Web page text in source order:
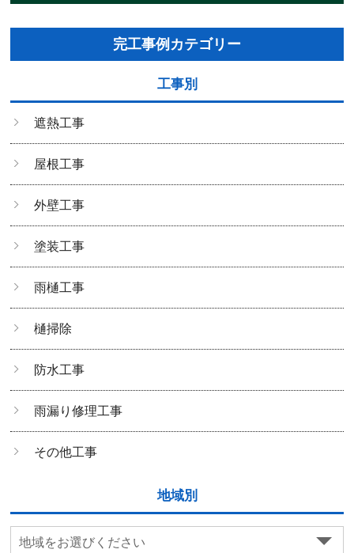
完工事例カテゴリー
工事別
遮熱工事
屋根工事
外壁工事
塗装工事
雨樋工事
樋掃除
防水工事
雨漏り修理工事
その他工事
地域別